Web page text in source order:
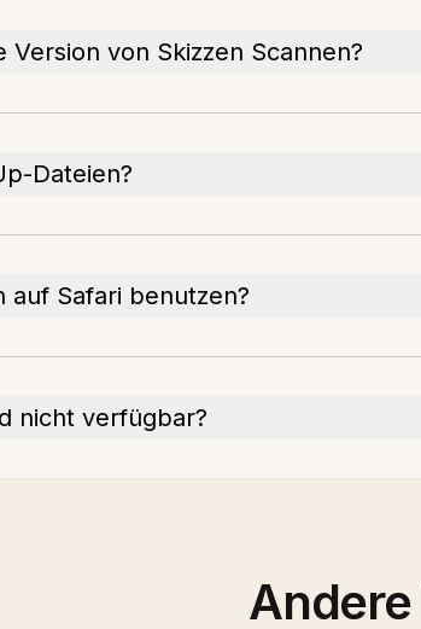
von Skizzen Scannen?
Dateien?
auf Safari benutzen?
nicht verfügbar?